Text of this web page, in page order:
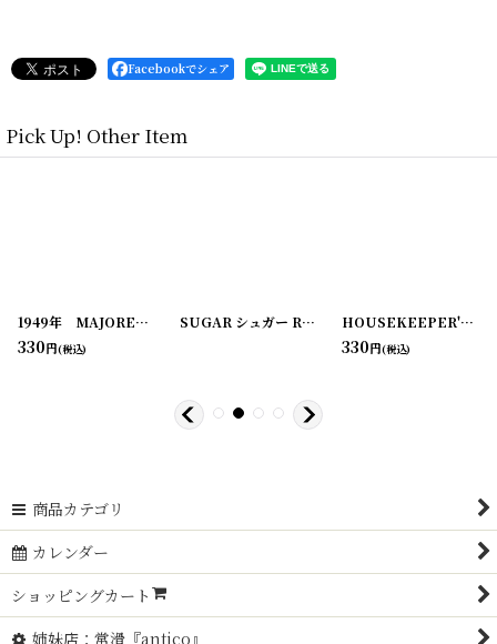
Facebookでシェア
Pick Up! Other Item
[20210203-5] [20210204-2
1949年 MAJORETTE match-pak LOTTERY(宝くじ) [220107-1]
330円(税込)
SUGAR シュガー RATION STAMP CARD スタンプシート HOUSEKEEPER'S AMMONIA ラベル2枚セット
330円(税込)
商品カテゴリ
カレンダー
ショッピングカート
姉妹店：常滑『antico』